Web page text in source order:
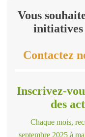
Vous
initiatives
Contactez
Inscrivez-
des
Chaque mois,
septembre 2025 à